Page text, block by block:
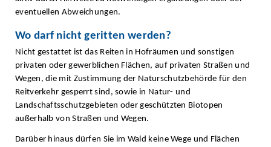
eventuellen Abweichungen.
Wo darf nicht geritten werden?
Nicht gestattet ist das Reiten in Hofräumen und sonstigen
privaten oder gewerblichen Flächen, auf privaten Straßen und
Wegen, die mit Zustimmung der Naturschutzbehörde für den
Reitverkehr gesperrt sind, sowie in Natur- und
Landschaftsschutzgebieten oder geschützten Biotopen
außerhalb von Straßen und Wegen.
Darüber hinaus dürfen Sie im Wald keine Wege und Flächen